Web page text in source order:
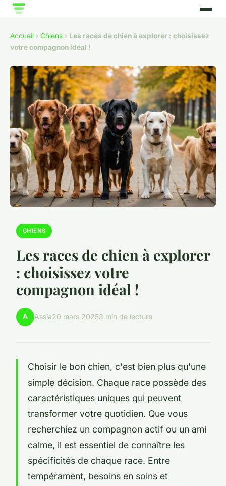
Accueil › Chiens › Les races de chien à explorer : choisissez
votre compagnon idéal !
CHIENS
Les races de chien à explorer
: choisissez votre
compagnon idéal !
A Assia20 mars 20253 min de lecture
Choisir le bon chien, c'est bien plus qu'une
simple décision. Chaque race possède des
caractéristiques uniques qui peuvent
transformer votre quotidien. Que vous
recherchiez un compagnon actif ou un ami
calme, il est essentiel de connaître les
spécificités de chaque race. Entre
tempérament, besoins en soins et